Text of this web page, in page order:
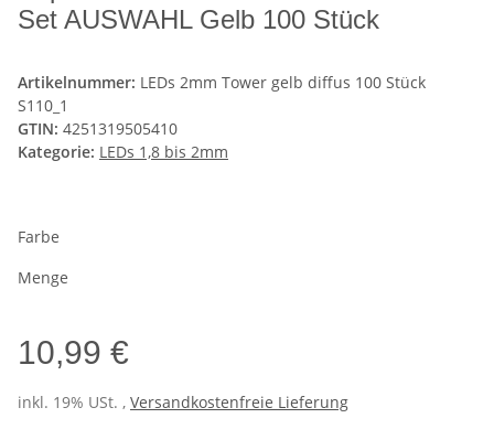
Set AUSWAHL Gelb 100 Stück
Artikelnummer: LEDs 2mm Tower gelb diffus 100 Stück
S110_1
GTIN: 4251319505410
Kategorie: LEDs 1,8 bis 2mm
Farbe
Menge
10,99 €
inkl. 19% USt. , Versandkostenfreie Lieferung